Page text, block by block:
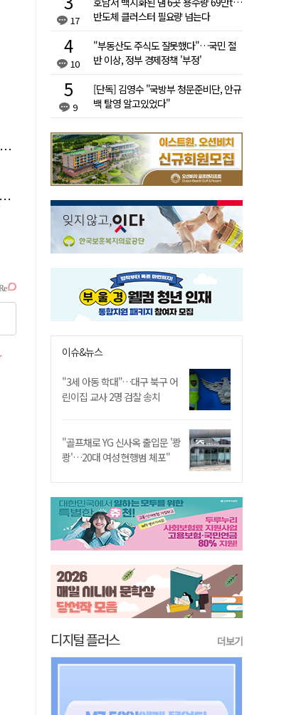
17
반도체 클러스터 필요량 넘는다
10
"부동산도 주식도 잘못했다"…국민 절
반 이상, 정부 경제정책 '부정'
9
[단독] 김영수 "국방부 청문준비단, 안규
백 탈영 알고있었다"
이슈&뉴스
"3세 아동 학대"…대구 북구 어
린이집 교사 2명 검찰 송치
"골프채로 YG 신사옥 출입문 '쾅
쾅'…20대 여성 현행범 체포"
디지털 플러스 더보기